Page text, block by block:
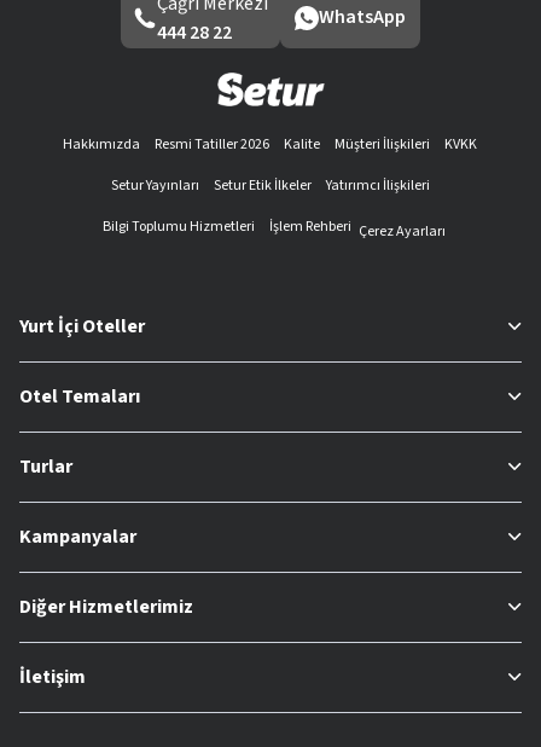
444 28 22
WhatsApp
Hakkımızda Resmi Tatiller 2026 Kalite Müşteri İlişkileri
KVKK
Setur Yayınları
Setur Etik İlkeler
Yatırımcı İlişkileri
Bilgi Toplumu Hizmetleri
İşlem Rehberi Çerez Ayarları
Yurt İçi Oteller
Otel Temaları
Turlar
Kampanyalar
Diğer Hizmetlerimiz
İletişim